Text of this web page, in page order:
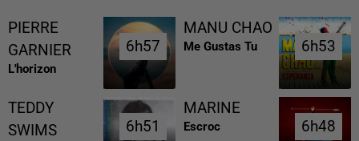
PIERRE
GARNIER
L'horizon
6h57
6h57
MANU CHAO
Me Gustas Tu 6h53
6h53
TEDDY
SWIMS
6h51
6h51
MARINE
Escroc 6h48
6h48